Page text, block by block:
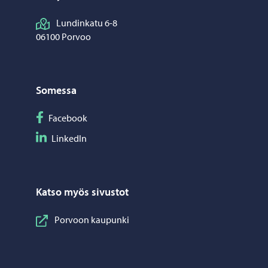
Lundinkatu 6-8
06100 Porvoo
Somessa
Seuraa Facebook
Facebook
Seuraa LinkedIn
LinkedIn
Katso myös sivustot
Porvoon kaupunki